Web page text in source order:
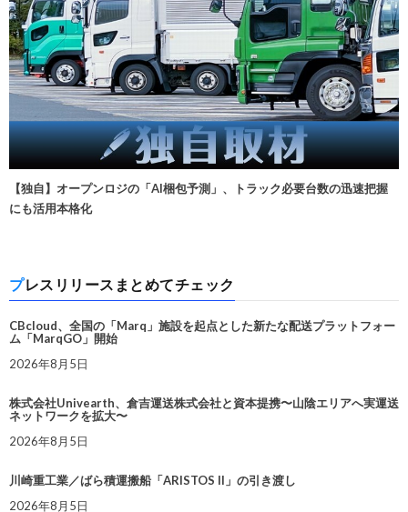
【独自】オープンロジの「AI梱包予測」、トラック必要台数の迅速把握
にも活用本格化
プレスリリースまとめてチェック
CBcloud、全国の「Marq」施設を起点とした新たな配送プラットフォー
ム「MarqGO」開始
2026年8月5日
株式会社Univearth、倉吉運送株式会社と資本提携〜山陰エリアへ実運送
ネットワークを拡大〜
2026年8月5日
川崎重工業／ばら積運搬船「ARISTOS II」の引き渡し
2026年8月5日